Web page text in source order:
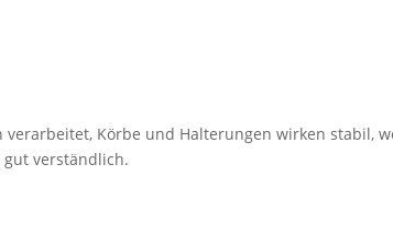
Körbe und Halterungen wirken stabil,
verständlich.